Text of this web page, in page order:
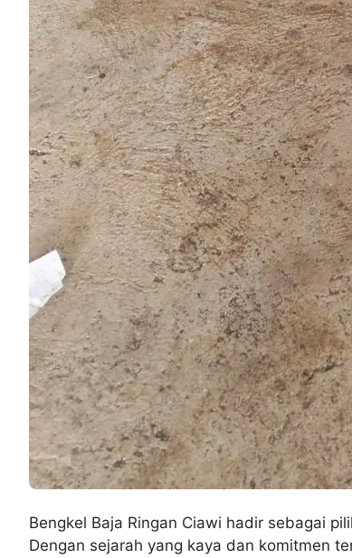
Bengkel Baja Ringan Ciawi hadir sebagai
Dengan sejarah yang kaya dan komitmen